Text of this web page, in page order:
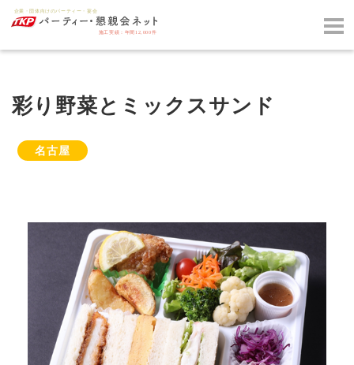
彩り野菜とミックスサンド
名古屋